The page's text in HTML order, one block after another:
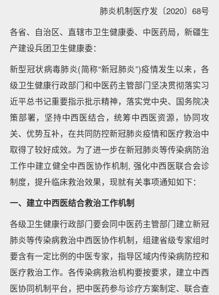
肺炎机制医疗发〔2020〕68号
各省、自治区、直辖市卫生健康委、中医药局，新疆生
产建设兵团卫生健康委：
新型冠状病毒肺炎(简称“新冠肺炎”)疫情发生以来，各
级卫生健康行政部门和中医药主管部门坚决贯彻落实习
近平总书记重要指示批示精神，落实党中央、国务院决
策部署，坚持中西医结合，统筹中西医资源，协同攻
关、优势互补，在共同防控新冠肺炎疫情和医疗救治中
取得了较好成效。为了进一步在新冠肺炎等传染病防治
工作中建立健全中西医协作机制, 强化中西医联合会诊
制度，提升临床救治效果，现就有关事项通知如下：
一、建立中西医结合救治工作机制
各级卫生健康行政部门要会同中医药主管部门建立新冠
肺炎等传染病救治中西医协作机制，组建省级专家组时
要含有一定比例的中医专家，指导区域内传染病防控和
医疗救治工作。各传染病救治机构要按要求，建立中西
医协同机制平台，把中医药参与诊疗方案制定、联合查